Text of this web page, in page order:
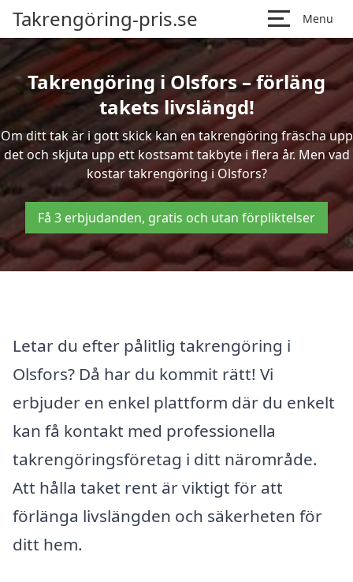
Takrengöring-pris.se Menu
Takrengöring i Olsfors – förläng
takets livslängd!
Om ditt tak är i gott skick kan en takrengöring fräscha upp
det och skjuta upp ett kostsamt takbyte i flera år. Men vad
kostar takrengöring i Olsfors?
Få 3 erbjudanden, gratis och utan förpliktelser
Letar du efter pålitlig takrengöring i
Olsfors? Då har du kommit rätt! Vi
erbjuder en enkel plattform där du enkelt
kan få kontakt med professionella
takrengöringsföretag i ditt närområde.
Att hålla taket rent är viktigt för att
förlänga livslängden och säkerheten för
ditt hem.